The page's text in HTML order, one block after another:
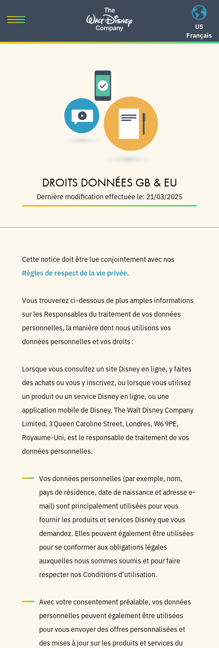
US
Français
Toggle
DROITS DONNÉES GB & EU
Dernière modification effectuée le: 21/03/2025
Cette notice doit être lue conjointement avec nos
Règles de respect de la vie privée.
Vous trouverez ci-dessous de plus amples informations
sur les Responsables du traitement de vos données
personnelles, la manière dont nous utilisons vos
données personnelles et vos droits :
Lorsque vous consultez un site Disney en ligne, y faites
des achats ou vous y inscrivez, ou lorsque vous utilisez
un produit ou un service Disney en ligne, ou une
application mobile de Disney, The Walt Disney Company
Limited, 3 Queen Caroline Street, Londres, W6 9PE,
Royaume-Uni, est le responsable de traitement de vos
données personnelles.
Vos données personnelles (par exemple, nom,
pays de résidence, date de naissance et adresse e-
mail) sont principalement utilisées pour vous
fournir les produits et services Disney que vous
demandez. Elles peuvent également être utilisées
pour se conformer aux obligations légales
auxquelles nous sommes soumis et pour faire
respecter nos Conditions d’utilisation.
Avec votre consentement préalable, vos données
personnelles peuvent également être utilisées
pour vous envoyer des offres personnalisées et
des mises à jour sur les produits et services du